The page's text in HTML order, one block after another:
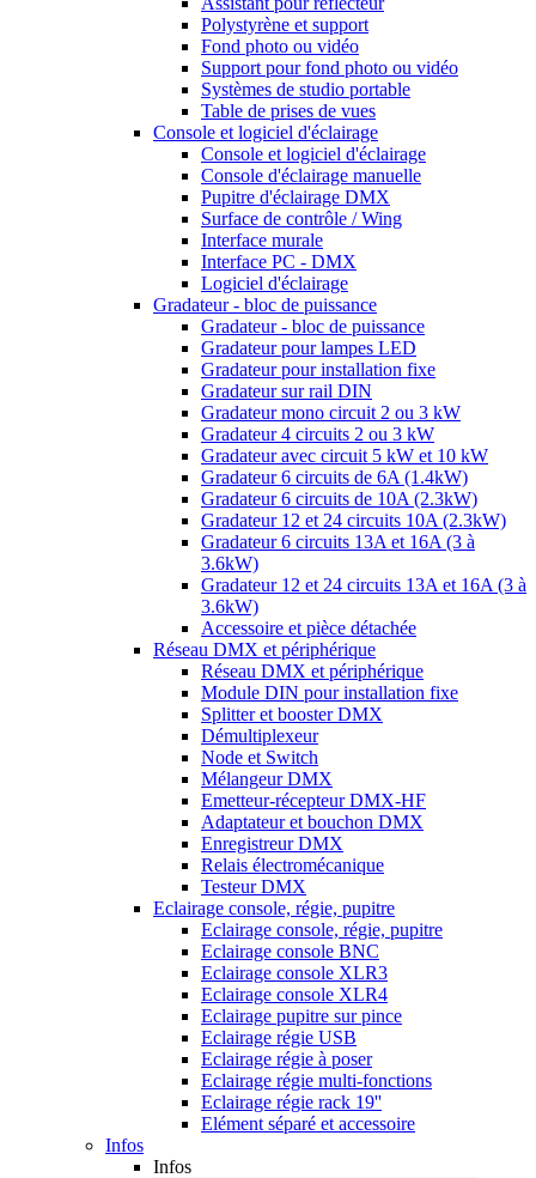
Polystyrène et support
Fond photo ou vidéo
Support pour fond photo ou vidéo
Systèmes de studio portable
Table de prises de vues
Console et logiciel d'éclairage
Console et logiciel d'éclairage
Console d'éclairage manuelle
Pupitre d'éclairage DMX
Surface de contrôle / Wing
Interface murale
Interface PC - DMX
Logiciel d'éclairage
Gradateur - bloc de puissance
Gradateur - bloc de puissance
Gradateur pour lampes LED
Gradateur pour installation fixe
Gradateur sur rail DIN
Gradateur mono circuit 2 ou 3 kW
Gradateur 4 circuits 2 ou 3 kW
Gradateur avec circuit 5 kW et 10 kW
Gradateur 6 circuits de 6A (1.4kW)
Gradateur 6 circuits de 10A (2.3kW)
Gradateur 12 et 24 circuits 10A (2.3kW)
Gradateur 6 circuits 13A et 16A (3 à
3.6kW)
Gradateur 12 et 24 circuits 13A et 16A (3 à
3.6kW)
Accessoire et pièce détachée
Réseau DMX et périphérique
Réseau DMX et périphérique
Module DIN pour installation fixe
Splitter et booster DMX
Démultiplexeur
Node et Switch
Mélangeur DMX
Emetteur-récepteur DMX-HF
Adaptateur et bouchon DMX
Enregistreur DMX
Relais électromécanique
Testeur DMX
Eclairage console, régie, pupitre
Eclairage console, régie, pupitre
Eclairage console BNC
Eclairage console XLR3
Eclairage console XLR4
Eclairage pupitre sur pince
Eclairage régie USB
Eclairage régie à poser
Eclairage régie multi-fonctions
Eclairage régie rack 19''
Elément séparé et accessoire
Infos
Infos